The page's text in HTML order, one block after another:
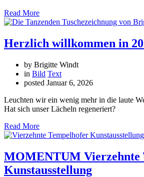
Read More
Herzlich willkommen in
by Brigitte Windt
in Bild Text
posted Januar 6, 2026
Leuchten wir ein wenig mehr in die laute
Hat sich unser Lächeln regeneriert?
Read More
MOMENTUM Vierzehnte
Kunstausstellung